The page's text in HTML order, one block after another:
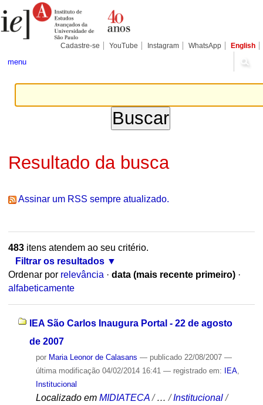
para
conteúdo.
Pessoais
Cadastre-se YouTube Instagram WhatsApp English
menu
Resultado da busca
Assinar um RSS sempre atualizado.
483itens atendem ao seu critério.
Filtrar os resultados
Ordenar por relevância · data (mais recente primeiro) ·
alfabeticamente
IEA São Carlos Inaugura Portal - 22 de agosto
de 2007
por Maria Leonor de Calasans — publicado22/08/2007 —
última modificação04/02/2014 16:41 — registrado em: IEA,
Institucional
Localizado em MIDIATECA /…/Institucional /